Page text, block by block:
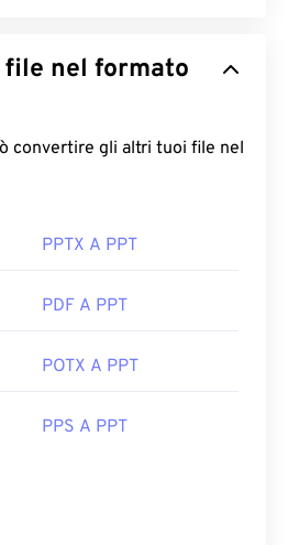
nel formato
convertire gli altri tuoi file nel
PPTX A PPT
PDF A PPT
POTX A PPT
PPS A PPT